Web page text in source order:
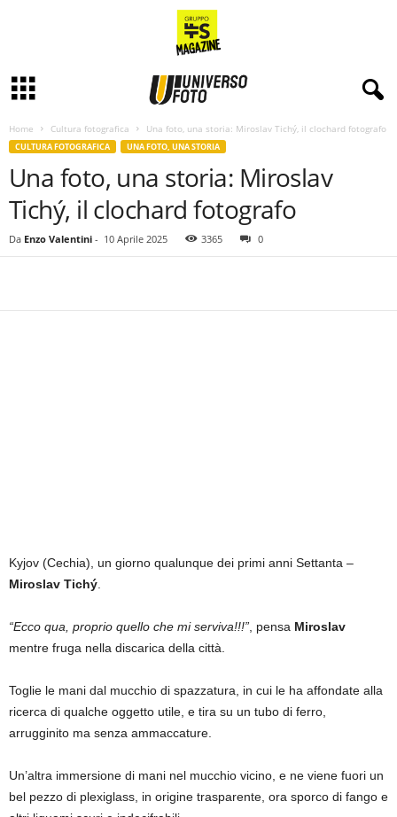
Home Cultura fotografica Una foto, una storia: Miroslav Tichý, il clochard fotografo
CULTURA FOTOGRAFICA UNA FOTO, UNA STORIA
Una foto, una storia: Miroslav
Tichý, il clochard fotografo
Da Enzo Valentini - 10 Aprile 2025 3365 0
Kyjov (Cechia), un giorno qualunque dei primi anni Settanta –
Miroslav Tichý.
“Ecco qua, proprio quello che mi serviva!!!”, pensa Miroslav
mentre fruga nella discarica della città.
Toglie le mani dal mucchio di spazzatura, in cui le ha affondate alla
ricerca di qualche oggetto utile, e tira su un tubo di ferro,
arrugginito ma senza ammaccature.
Un’altra immersione di mani nel mucchio vicino, e ne viene fuori un
bel pezzo di plexiglass, in origine trasparente, ora sporco di fango e